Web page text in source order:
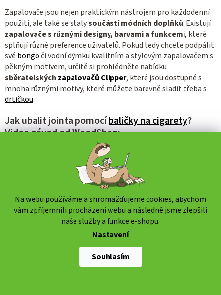
Na webu používáme a shromažďujeme cookies, abychom
vám zpříjemnili procházení webu a následně jsme zlepšili
naše služby a funkce e-shopu.
Nastavení
Souhlasím
Zapalovače jsou nejen praktickým nástrojem pro každodenní
použití, ale také se stalysoučástí módních doplňků. Existují
zapalovače s různými designy, barvami a funkcemi, které
splňují různé preference uživatelů. Pokud tedy chcete podpálit
své bongoči vodní dýmku kvalitním a stylovým zapalovačem s
pěkným motivem, určitě si prohlédněte nabídku
sběratelských zapalovačů Clipper, které jsou dostupné s
mnoha různými motivy, které můžete barevně sladit třeba s
drtičkou.
Jak ubalit jointa pomocíbaličky na cigarety?
Video návod od WeedShop: